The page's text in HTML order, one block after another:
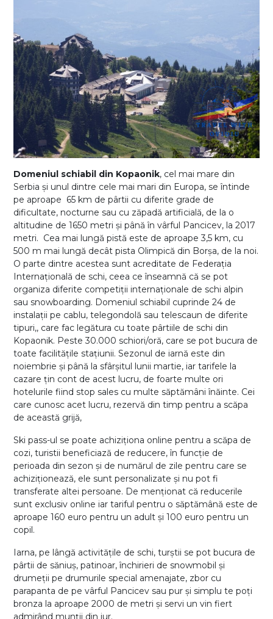
Domeniul schiabil din Kopaonik, cel mai mare din
Serbia și unul dintre cele mai mari din Europa, se întinde
pe aproape 65 km de pârtii cu diferite grade de
dificultate, nocturne sau cu zăpadă artificială, de la o
altitudine de 1650 metri și până în vârful Pancicev, la 2017
metri. Cea mai lungă pistă este de aproape 3,5 km, cu
500 m mai lungă decât pista Olimpică din Borșa, de la noi.
O parte dintre acestea sunt acreditate de Federația
Internațională de schi, ceea ce înseamnă că se pot
organiza diferite competiții internaționale de schi alpin
sau snowboarding. Domeniul schiabil cuprinde 24 de
instalații pe cablu, telegondolă sau telescaun de diferite
tipuri,, care fac legătura cu toate pârtiile de schi din
Kopaonik. Peste 30.000 schiori/oră, care se pot bucura de
toate facilitățile stațiunii. Sezonul de iarnă este din
noiembrie și până la sfârșitul lunii martie, iar tarifele la
cazare țin cont de acest lucru, de foarte multe ori
hotelurile fiind stop sales cu multe săptămâni înăinte. Cei
care cunosc acet lucru, rezervă din timp pentru a scăpa
de această grijă,
Ski pass-ul se poate achiziționa online pentru a scăpa de
cozi, turistii beneficiază de reducere, în funcție de
perioada din sezon și de numărul de zile pentru care se
achiziționează, ele sunt personalizate și nu pot fi
transferate altei persoane. De menționat că reducerile
sunt exclusiv online iar tariful pentru o săptămână este de
aproape 160 euro pentru un adult și 100 euro pentru un
copil.
Iarna, pe lângă activitățile de schi, turștii se pot bucura de
pârtii de săniuș, patinoar, închirieri de snowmobil și
drumeții pe drumurile special amenajate, zbor cu
parapanta de pe vârful Pancicev sau pur și simplu te poți
bronza la aproape 2000 de metri și servi un vin fiert
admirând munții din jur.